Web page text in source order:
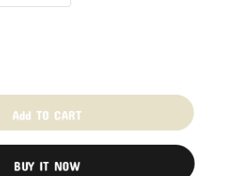
Add TO CART
BUY IT NOW